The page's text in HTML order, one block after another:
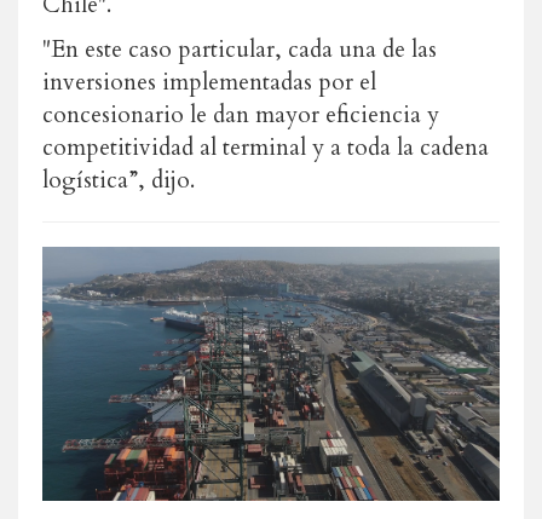
"En este caso particular, cada una de las
inversiones implementadas por el
concesionario le dan mayor eficiencia y
competitividad al terminal y a toda la cadena
logística”, dijo.